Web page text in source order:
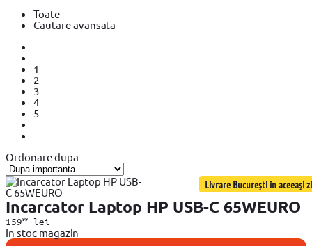
Toate
Cautare avansata
1
2
3
4
5
Ordonare dupa
Livrare București în aceeași zi
Incarcator Laptop HP USB-C 65WEURO
15999lei
In stoc magazin